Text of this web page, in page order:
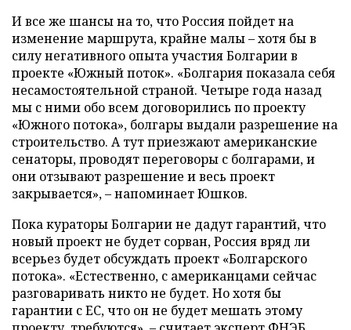
И все же шансы на то, что Россия пойдет на
изменение маршрута, крайне малы – хотя бы в
силу негативного опыта участия Болгарии в
проекте «Южный поток». «Болгария показала себя
несамостоятельной страной. Четыре года назад
мы с ними обо всем договорились по проекту
«Южного потока», болгары выдали разрешение на
строительство. А тут приезжают американские
сенаторы, проводят переговоры с болгарами, и
они отзывают разрешение и весь проект
закрывается», – напоминает Юшков.
Пока кураторы Болгарии не дадут гарантий, что
новый проект не будет сорван, Россия вряд ли
всерьез будет обсуждать проект «Болгарского
потока». «Естественно, с американцами сейчас
разговаривать никто не будет. Но хотя бы
гарантии с ЕС, что он не будет мешать этому